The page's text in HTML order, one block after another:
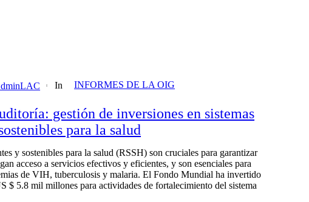
In INFORMES DE LA OIG
gestión de inversiones en sistemas
para la salud
y sostenibles para la salud (RSSH) son cruciales para garantizar
acceso a servicios efectivos y eficientes, y son esenciales para
de VIH, tuberculosis y malaria. El Fondo Mundial ha invertido
$ 5.8 mil millones para actividades de fortalecimiento del sistema